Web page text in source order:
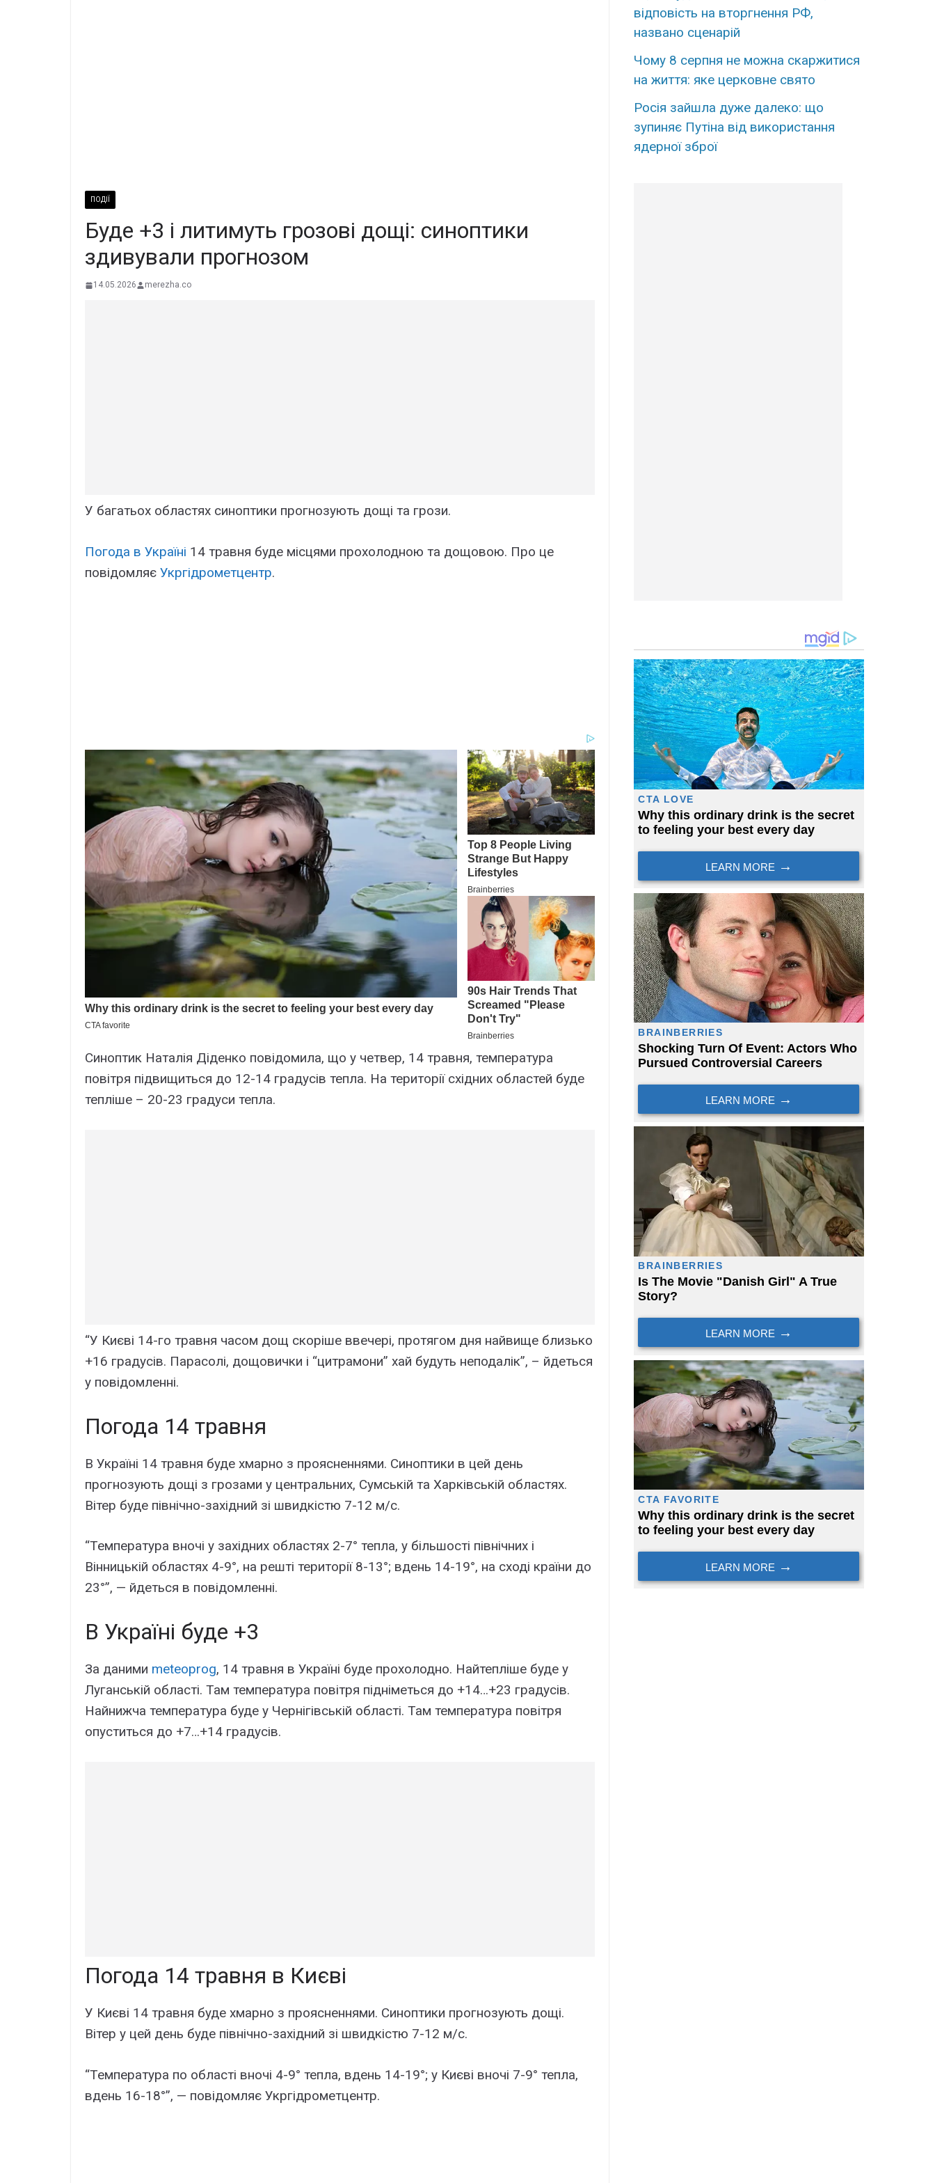
ПОДІЇ
Буде +3 і литимуть грозові дощі: синоптики
здивували прогнозом
14.05.2026 merezha.co
У багатьох областях синоптики прогнозують дощі та грози.
Погода в Україні 14 травня буде місцями прохолодною та дощовою. Про це
повідомляє Укргідрометцентр.
Синоптик Наталія Діденко повідомила, що у четвер, 14 травня, температура
повітря підвищиться до 12-14 градусів тепла. На території східних областей буде
тепліше – 20-23 градуси тепла.
“У Києві 14-го травня часом дощ скоріше ввечері, протягом дня найвище близько
+16 градусів. Парасолі, дощовички і “цитрамони” хай будуть неподалік”, – йдеться
у повідомленні.
Погода 14 травня
В Україні 14 травня буде хмарно з проясненнями. Синоптики в цей день
прогнозують дощі з грозами у центральних, Сумській та Харківській областях.
Вітер буде північно-західний зі швидкістю 7-12 м/с.
“Температура вночі у західних областях 2-7° тепла, у більшості північних і
Вінницькій областях 4-9°, на решті території 8-13°; вдень 14-19°, на сході країни до
23°”, — йдеться в повідомленні.
В Україні буде +3
За даними meteoprog, 14 травня в Україні буде прохолодно. Найтепліше буде у
Луганській області. Там температура повітря підніметься до +14…+23 градусів.
Найнижча температура буде у Чернігівській області. Там температура повітря
опуститься до +7…+14 градусів.
Погода 14 травня в Києві
У Києві 14 травня буде хмарно з проясненнями. Синоптики прогнозують дощі.
Вітер у цей день буде північно-західний зі швидкістю 7-12 м/с.
“Температура по області вночі 4-9° тепла, вдень 14-19°; у Києві вночі 7-9° тепла,
вдень 16-18°”, — повідомляє Укргідрометцентр.
відповість на вторгнення РФ,
названо сценарій
Чому 8 серпня не можна скаржитися
на життя: яке церковне свято
Росія зайшла дуже далеко: що
зупиняє Путіна від використання
ядерної зброї